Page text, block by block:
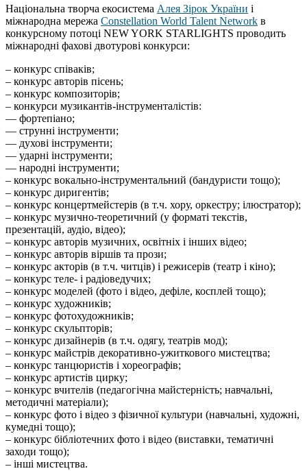
Національна творча екосистема Алея Зірок України і
міжнародна мережа Constellation World Talent Network в
конкурсному потоці NEW YORK STARLIGHTS проводить
міжнародні фахові двотурові конкурси:
– конкурс співаків;
– конкурс авторів пісень;
– конкурс композиторів;
– конкурси музикантів-інструменталістів:
–– фортепіано;
–– струнні інструменти;
–– духові інструменти;
–– ударні інструменти;
–– народні інструменти;
– конкурс вокально-інструментальний (бандуристи тощо);
– конкурс диригентів;
– конкурс концертмейстерів (в т.ч. хору, оркестру; ілюстратор);
– конкурс музично-теоретичний (у форматі текстів,
презентацій, аудіо, відео);
– конкурс авторів музичних, освітніх і інших відео;
– конкурс авторів віршів та прози;
– конкурс акторів (в т.ч. читців) і режисерів (театр і кіно);
– конкурс теле- і радіоведучих;
– конкурс моделей (фото і відео, дефіле, косплей тощо);
– конкурс художників;
– конкурс фотохудожників;
– конкурс скульпторів;
– конкурс дизайнерів (в т.ч. одягу, театрів мод);
– конкурс майстрів декоративно-ужиткового мистецтва;
– конкурс танцюристів і хореографів;
– конкурс артистів цирку;
– конкурс вчителів (педагогічна майстерність; навчальні,
методичні матеріали);
– конкурс фото і відео з фізичної культури (навчальні, художні,
кумедні тощо);
– конкурс бібліотечних фото і відео (виставки, тематичні
заходи тощо);
– інші мистецтва.